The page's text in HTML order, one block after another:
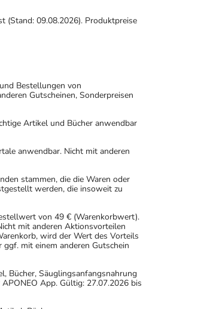
(Stand: 09.08.2026). Produktpreise
Bestellungen von
Gutscheinen, Sonderpreisen
Artikel und Bücher anwendbar
anwendbar. Nicht mit anderen
stammen, die die Waren oder
werden, die insoweit zu
von 49 € (Warenkorbwert).
mit anderen Aktionsvorteilen
wird der Wert des Vorteils
mit einem anderen Gutschein
Bücher, Säuglingsanfangsnahrung
App. Gültig: 27.07.2026 bis